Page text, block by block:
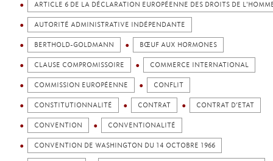
ARTICLE 6 DE LA DÉCLARATION EUROPÉENNE DES DROITS DE
AUTORITÉ ADMINISTRATIVE INDÉPENDANTE
BERTHOLD-GOLDMANN BŒUF AUX HORMONES
CLAUSE COMPROMISSOIRE COMMERCE INTERNATIONAL
COMMISSION EUROPÉENNE CONFLIT
CONSTITUTIONNALITÉ CONTRAT CONTRAT D’ETAT
CONVENTION CONVENTIONALITÉ
CONVENTION DE WASHINGTON DU 14 OCTOBRE 1966